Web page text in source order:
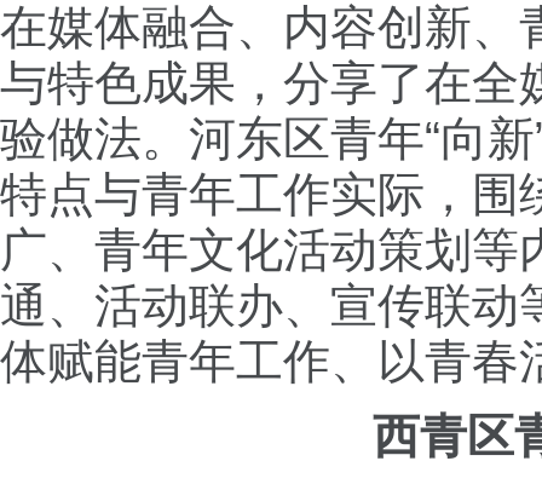
在媒体融合、内容创新、
与特色成果，分享了在全
验做法。河东区青年“向
特点与青年工作实际，围
广、青年文化活动策划
通、活动联办、宣传联动
体赋能青年工作、以青春
西青区